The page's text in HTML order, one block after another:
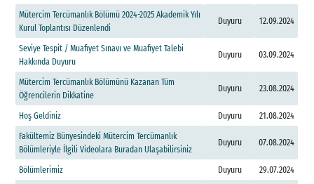
Mütercim Tercümanlık Bölümü 2024-2025 Akademik Yılı
Kurul Toplantısı Düzenlendi
Duyuru 12.09.2024
Seviye Tespit / Muafyet Sınavı ve Muafyet Talebi
Hakkında Duyuru
Duyuru 03.09.2024
Mütercim Tercümanlık Bölümünü Kazanan Tüm
Öğrencilerin Dikkatine
Duyuru 23.08.2024
Hoş Geldiniz Duyuru
21.08.2024
Fakültemiz Bünyesindeki Mütercim Tercümanlık
Bölümleriyle İlgili Videolara Buradan Ulaşabilirsiniz
Duyuru 07.08.2024
Bölümlerimiz Duyuru 29.07.2024